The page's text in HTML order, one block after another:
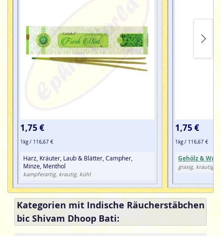
1,75 €
1kg / 116,67 €
Harz, Kräuter, Laub & Blätter, Campher,
Minze, Menthol
kampferartig, krautig, kühl
1,75 €
1kg / 116,67 €
Gehölz &
grasig, krautig
Kategorien mit Indische Räucherstäbchen
bic Shivam Dhoop Bati: